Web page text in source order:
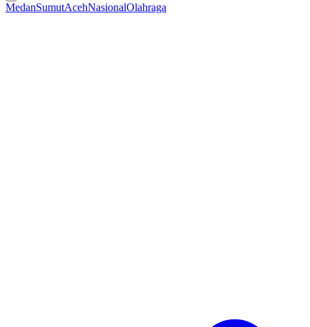
MedanSumutAcehNasionalOlahraga